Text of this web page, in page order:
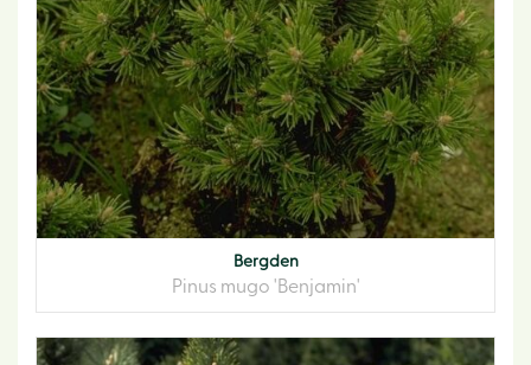
Bergden
Pinus mugo 'Benjamin'